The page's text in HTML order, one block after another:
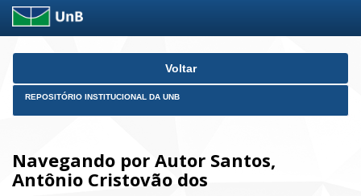
Skip
Voltar
REPOSITÓRIO INSTITUCIONAL DA UNB
Navegando por Autor Santos,
Antônio Cristovão dos